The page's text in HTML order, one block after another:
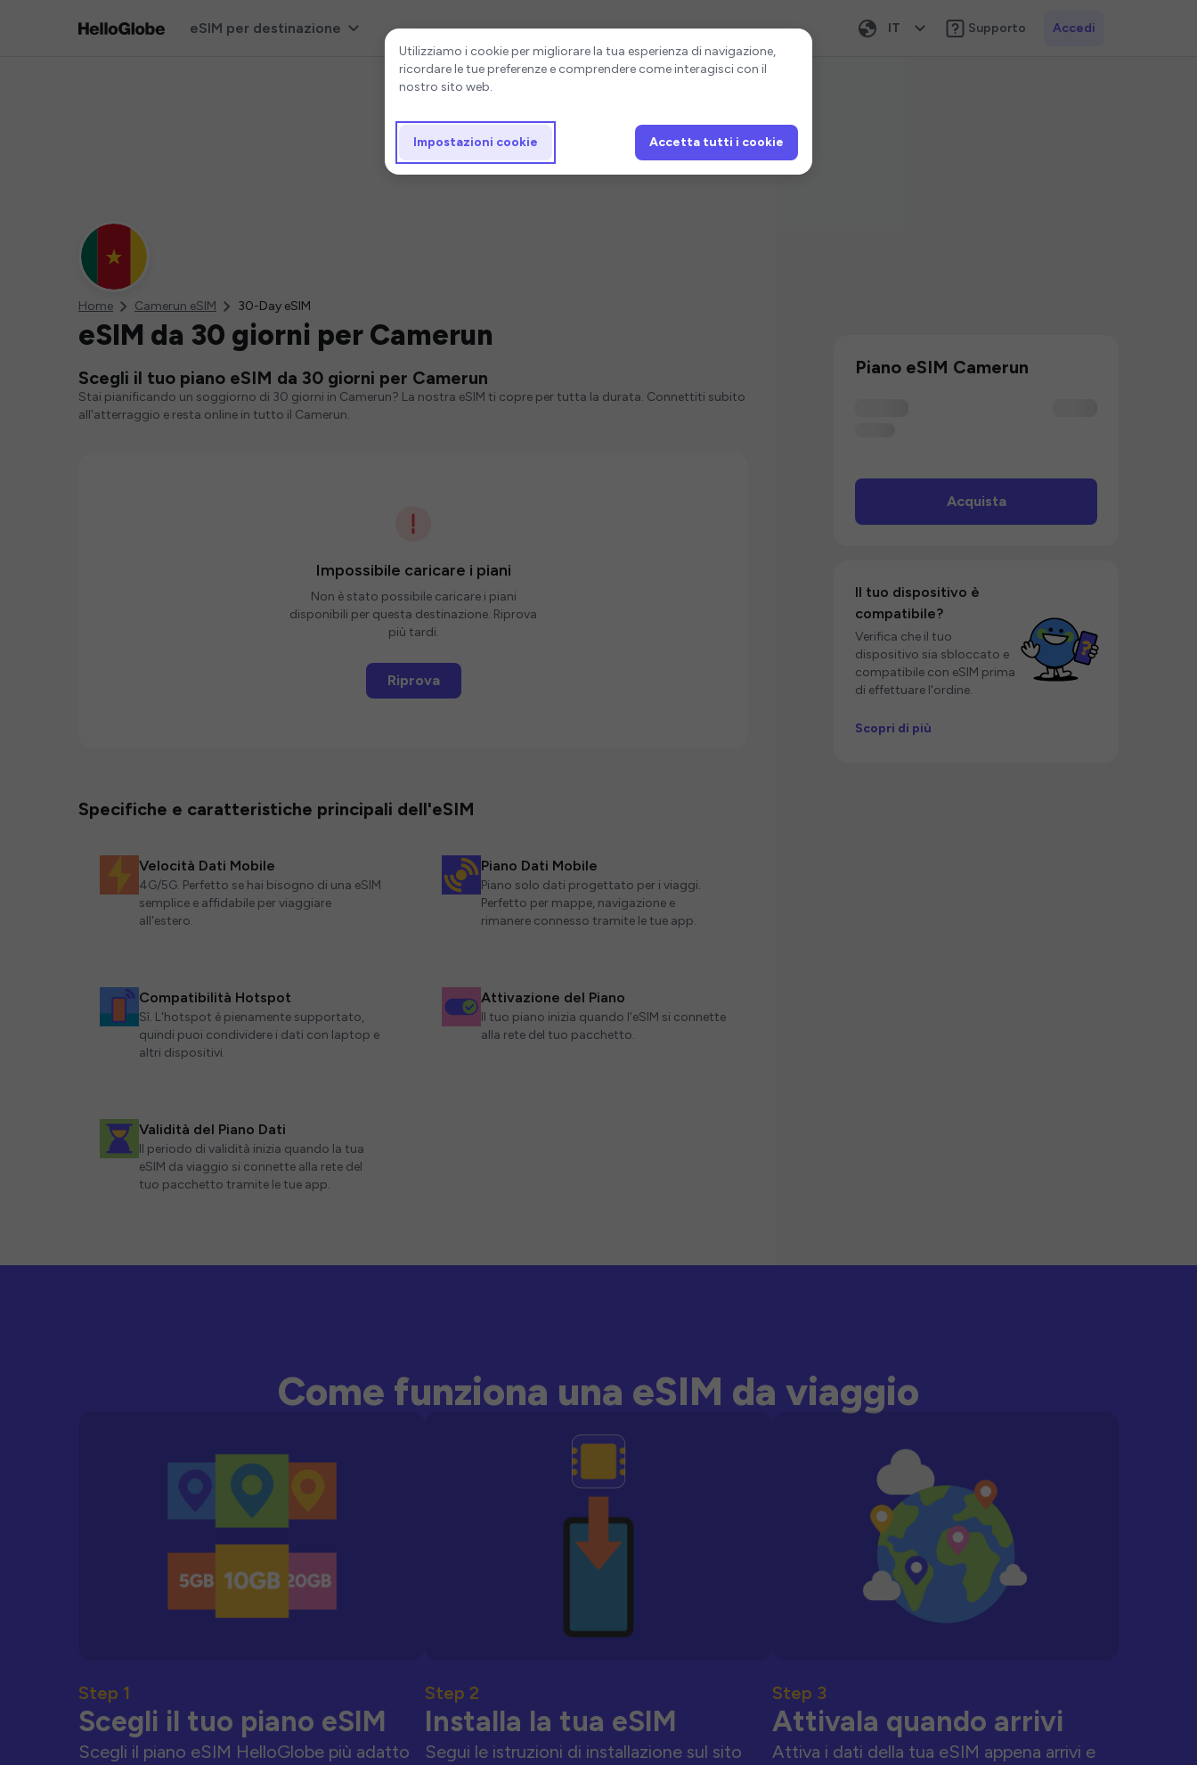
eSIM per destinazione IT Supporto Accedi
Home Camerun eSIM 30-Day eSIM
eSIM da 30 giorni per Camerun
Scegli il tuo piano eSIM da 30 giorni per Camerun
Stai pianificando un soggiorno di 30 giorni in Camerun? La nostra eSIM ti copre per tutta la durata. Connettiti subito
all'atterraggio e resta online in tutto il Camerun.
Impossibile caricare i piani
Non è stato possibile caricare i piani
disponibili per questa destinazione. Riprova
più tardi.
Riprova
Specifiche e caratteristiche principali dell'eSIM
Velocità Dati Mobile
4G/5G. Perfetto se hai bisogno di una eSIM
semplice e affidabile per viaggiare
all'estero.
Piano Dati Mobile
Piano solo dati progettato per i viaggi.
Perfetto per mappe, navigazione e
rimanere connesso tramite le tue app.
Compatibilità Hotspot
Sì. L'hotspot è pienamente supportato,
quindi puoi condividere i dati con laptop e
altri dispositivi.
Attivazione del Piano
Il tuo piano inizia quando l'eSIM si connette
alla rete del tuo pacchetto.
Validità del Piano Dati
Il periodo di validità inizia quando la tua
eSIM da viaggio si connette alla rete del
tuo pacchetto tramite le tue app.
Piano eSIM Camerun
Acquista
Il tuo dispositivo è
compatibile?
Verifica che il tuo
dispositivo sia sbloccato e
compatibile con eSIM prima
di effettuare l'ordine.
Scopri di più
Come funziona una eSIM da viaggio
Step 1
Scegli il tuo piano eSIM
Scegli il piano eSIM HelloGlobe più adatto
Step 2
Installa la tua eSIM
Segui le istruzioni di installazione sul sito
Step 3
Attivala quando arrivi
Attiva i dati della tua eSIM appena arrivi e
Impostazioni cookie
Utilizziamo i cookie per migliorare la tua esperienza di navigazione,
ricordare le tue preferenze e comprendere come interagisci con il
nostro sito web.
Impostazioni cookie Accetta tutti i cookie